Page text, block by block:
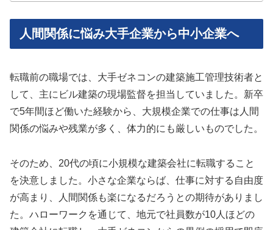
人間関係に悩み大手企業から中小企業へ
転職前の職場では、大手ゼネコンの建築施工管理技術者と
して、主にビル建築の現場監督を担当していました。新卒
で5年間ほど働いた経験から、大規模企業での仕事は人間
関係の悩みや残業が多く、体力的にも厳しいものでした。
そのため、20代の頃に小規模な建築会社に転職すること
を決意しました。小さな企業ならば、仕事に対する自由度
が高まり、人間関係も楽になるだろうとの期待がありまし
た。ハローワークを通じて、地元で社員数が10人ほどの